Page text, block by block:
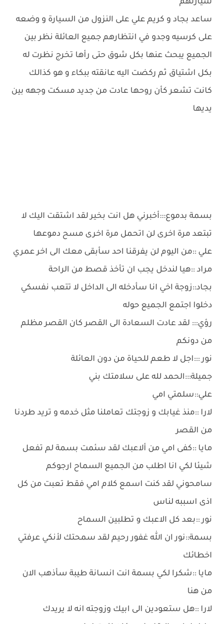
سيارتهم
ساعد بجاد و كريم علي على النزول من السيارة و وضعه
على كرسيه وجدو في انتظارهم جميع العائلة نظر بين
الجميع يبحث عنها بكل شوق حتى رأها تخرج نظرت له
بكل اشتياق ثم ركضت اليه عانقته ببكاء و هو كذالك
كانت تشعر كأن روحها عادت من جديد مسكت وجهه بين
يديها
بسمة بدموع:::أخبرني هل انت بخير لقد اشتقت اليك لا
تبتعد مرة اخرى لن اتحمل مرة اخرى مسح دموعها
علي ::من اليوم لن يفرقنا احد سأبقى معك الى اخر عمري
مراد ::هيا لندخل يجب ان تأخذ قصط من الراحة
بجاد::زوجة اخي انا سأدخله الى الداخل لا تتعب نفسكي
دخلوا اجتمع الجميع حوله
رؤي::: لقد عادت السعادة الى القصر كان القصر مظلم
من دونكم
نور :::اجل لا طعم للحياة من دون العائلة
جميلة:::الحمد لله على سلامتك بني
علي::سلمتي امي
لارا ::منذ غيابك و زوجتك تعاملنا مثل خدمه و تريد طردنا
من القصر
مايا ::كفى امي من ألاعبك لقد سئمت بسمة لم تفعل
شيئا لكي انا اطلب من الجميع السماح ارجوكم
سامحوني لقد كنت اسمع كلام امي فقط تعبت من كل
اذى اسببه لناس
نور ::بعد كل الاعبك و تطلبين السماح
بسمة::نور ان الله غفور رحيم لقد سمحتك لأنكي عرفتي
اخطائك
مايا ::شكرا لكي بسمة انت انسانة طيبة سأذهب الان
من هنا
لارا ::هل ستعودين الى ابيك وزوجته انه لا يريدك